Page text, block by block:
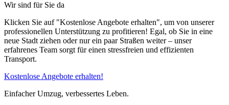
Wir sind für Sie da
Klicken Sie auf "Kostenlose Angebote erhalten", um von unserer
professionellen Unterstützung zu profitieren! Egal, ob Sie in eine
neue Stadt ziehen oder nur ein paar Straßen weiter – unser
erfahrenes Team sorgt für einen stressfreien und effizienten
Transport.
Kostenlose Angebote erhalten!
Einfacher Umzug, verbessertes Leben.